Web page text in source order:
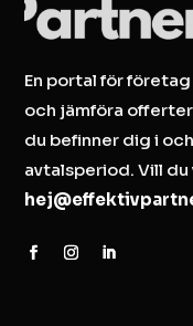
En portal för
och jämföra
du befinner dig i
avtalsperiod. Vill du